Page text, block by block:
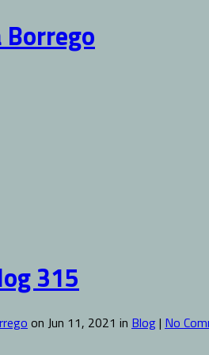
315
on Jun 11, 2021 in Blog| No